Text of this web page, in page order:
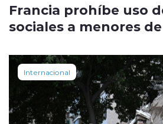
Francia prohíbe uso
sociales a menores de
Internacional